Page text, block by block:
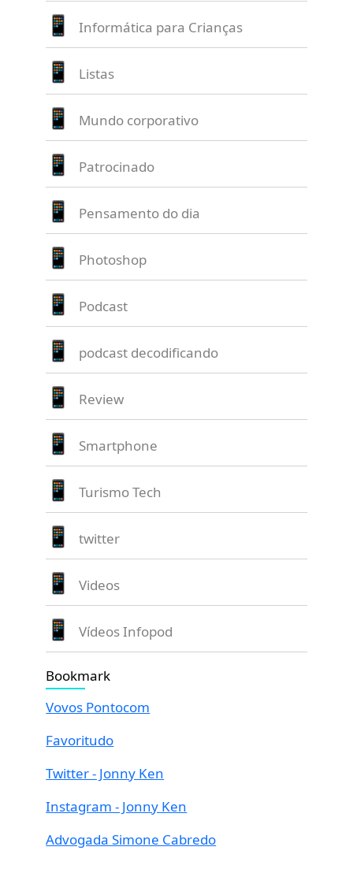
Informática para Crianças
Listas
Mundo corporativo
Patrocinado
Pensamento do dia
Photoshop
Podcast
podcast decodificando
Review
Smartphone
Turismo Tech
twitter
Videos
Vídeos Infopod
Bookmark
Vovos Pontocom
Favoritudo
Twitter - Jonny Ken
Instagram - Jonny Ken
Advogada Simone Cabredo